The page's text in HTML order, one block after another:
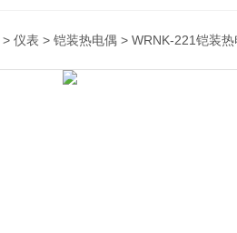
> 仪表 > 铠装热电偶 > WRNK-221铠装热